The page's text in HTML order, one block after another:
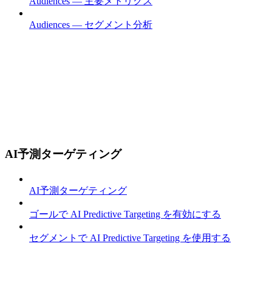
Audiences — セグメント分析
AI予測ターゲティング
AI予測ターゲティング
ゴールで AI Predictive Targeting を有効にする
セグメントで AI Predictive Targeting を使用する